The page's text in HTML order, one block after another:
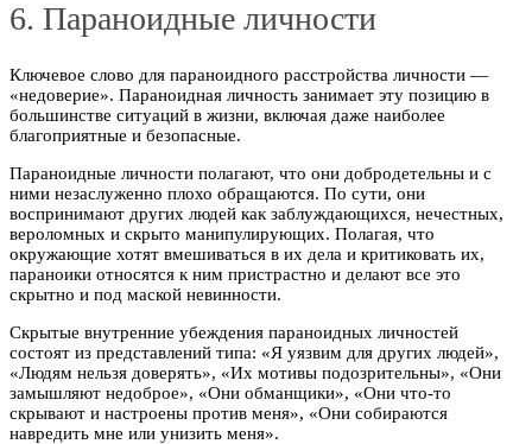
6. Параноидные личности
Ключевое слово для параноидного расстройства личности —
«недоверие». Параноидная личность занимает эту позицию в
большинстве ситуаций в жизни, включая даже наиболее
благоприятные и безопасные.
Параноидные личности полагают, что они добродетельны и с
ними незаслуженно плохо обращаются. По сути, они
воспринимают других людей как заблуждающихся, нечестных,
вероломных и скрыто манипулирующих. Полагая, что
окружающие хотят вмешиваться в их дела и критиковать их,
параноики относятся к ним пристрастно и делают все это
скрытно и под маской невинности.
Скрытые внутренние убеждения параноидных личностей
состоят из представлений типа: «Я уязвим для других людей»,
«Людям нельзя доверять», «Их мотивы подозрительны», «Они
замышляют недоброе», «Они обманщики», «Они что-то
скрывают и настроены против меня», «Они собираются
навредить мне или унизить меня».